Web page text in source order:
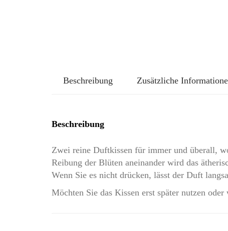
Beschreibung Zusätzliche
Beschreibung
Zwei reine Duftkissen für immer und überall,
Reibung der Blüten aneinander wird das
Wenn Sie es nicht drücken, lässt der Duft
Möchten Sie das Kissen erst später nutzen